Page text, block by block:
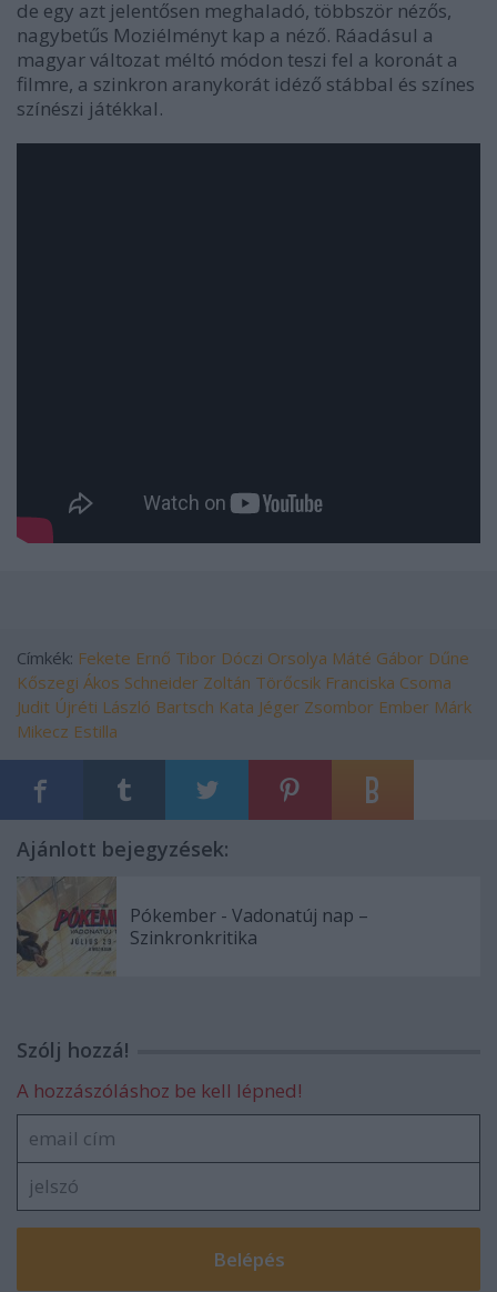
de egy azt jelentősen meghaladó, többször nézős,
nagybetűs Moziélményt kap a néző. Ráadásul a
magyar változat méltó módon teszi fel a koronát a
filmre, a szinkron aranykorát idéző stábbal és színes
színészi játékkal.
Címkék: Fekete Ernő Tibor Dóczi Orsolya Máté Gábor Dűne
Kőszegi Ákos Schneider Zoltán Törőcsik Franciska Csoma
Judit Újréti László Bartsch Kata Jéger Zsombor Ember Márk
Mikecz Estilla
Ajánlott bejegyzések:
Pókember - Vadonatúj nap –
Szinkronkritika
Szólj hozzá!
A hozzászóláshoz be kell lépned!